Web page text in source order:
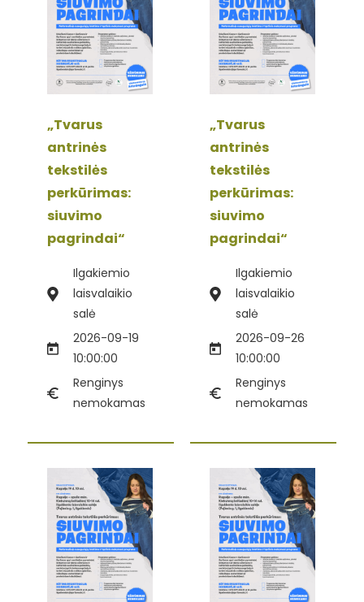
„Tvarus
antrinės
tekstilės
perkūrimas:
siuvimo
pagrindai“
Ilgakiemio
laisvalaikio
salė
2026-09-19
10:00:00
Renginys
nemokamas
„Tvarus
antrinės
tekstilės
perkūrimas:
siuvimo
pagrindai“
Ilgakiemio
laisvalaikio
salė
2026-09-26
10:00:00
Renginys
nemokamas